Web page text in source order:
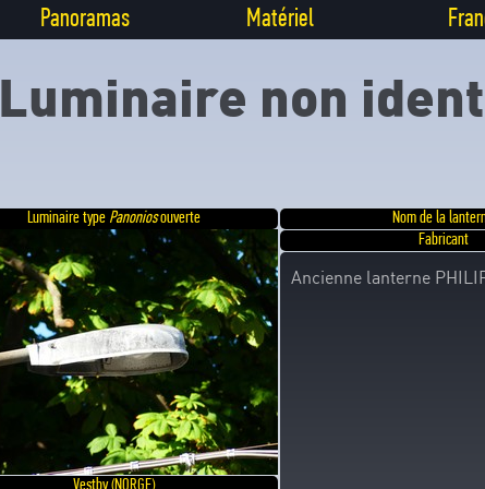
Panoramas Matériel
Luminaire non
Luminaire type Panoniosouverte Nom de la
Fabricant
Ancienne lanterne